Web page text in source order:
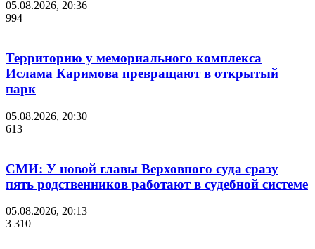
05.08.2026, 20:36
994
Территорию у мемориального комплекса
Ислама Каримова превращают в открытый
парк
05.08.2026, 20:30
613
СМИ: У новой главы Верховного суда сразу
пять родственников работают в судебной системе
05.08.2026, 20:13
3 310